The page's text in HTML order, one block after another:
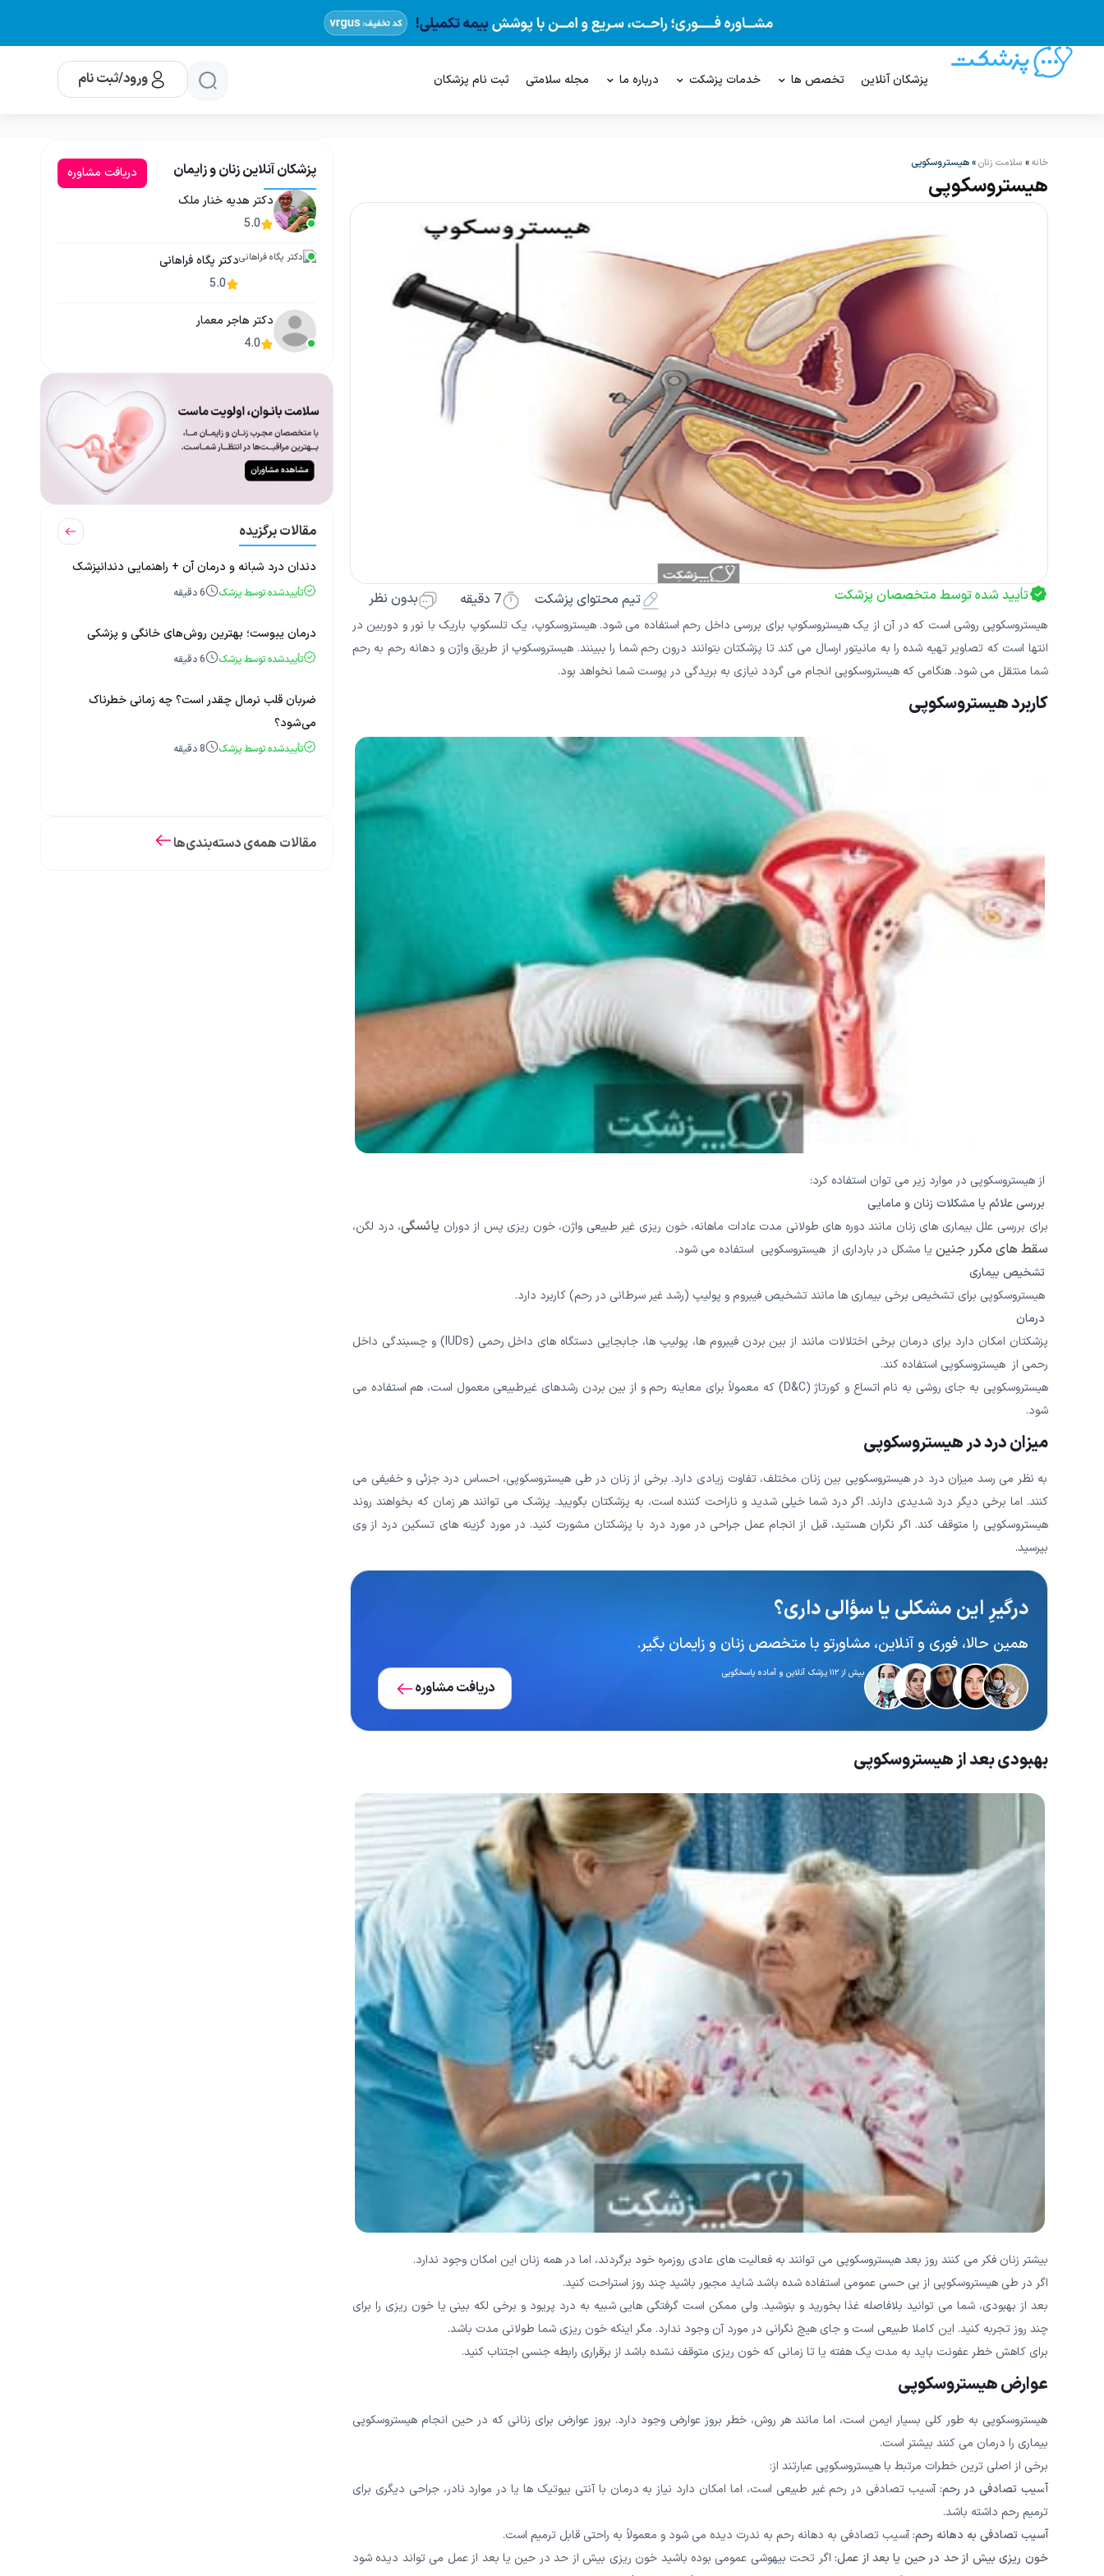
پزشکان آنلاین تخصص ها خدمات پزشکت درباره ما مجله سلامتی ثبت نام پزشکان ورود/ثبت نام
خانه» سلامت زنان»هیستروسکوپی
هیستروسکوپی
تأیید شده توسط متخصصان پزشکت تیم محتوای پزشکت 7 دقیقه بدون نظر
هیستروسکوپی روشی است که در آن از یک هیستروسکوپ برای بررسی داخل رحم استفاده می شود. هیستروسکوپ، یک تلسکوپ باریک با نور و دوربین در
انتها است که تصاویر تهیه شده را به مانیتور ارسال می کند تا پزشکتان بتوانند درون رحم شما را ببینند. هیستروسکوپ از طریق واژن و دهانه رحم به رحم
شما منتقل می شود. هنگامی که هیستروسکوپی انجام می گردد نیازی به بریدگی در پوست شما نخواهد بود.
کاربرد هیستروسکوپی
از هیستروسکوپی در موارد زیر می توان استفاده کرد:
بررسی علائم یا مشکلات زنان و مامایی
برای بررسی علل بیماری های زنان مانند دوره های طولانی مدت عادات ماهانه، خون ریزی غیر طبیعی واژن، خون ریزی پس از دوران یائسگی، درد لگن،
سقط های مکرر جنین یا مشکل در بارداری از هیستروسکوپی استفاده می شود.
تشخیص بیماری
هیستروسکوپی برای تشخیص برخی بیماری ها مانند تشخیص فیبروم و پولیپ (رشد غیر سرطانی در رحم) کاربرد دارد.
درمان
پزشکتان امکان دارد برای درمان برخی اختلالات مانند از بین بردن فیبروم ها، پولیپ ها، جابجایی دستگاه های داخل رحمی (IUDs) و چسبندگی داخل
رحمی از هیستروسکوپی استفاده کند.
هیستروسکوپی به جای روشی به نام اتساع و کورتاژ (D&C) که معمولاً برای معاینه رحم و از بین بردن رشدهای غیرطبیعی معمول است، هم استفاده می
شود.
میزان درد در هیستروسکوپی
به نظر می رسد میزان درد در هیستروسکوپی بین زنان مختلف، تفاوت زیادی دارد. برخی از زنان در طی هیستروسکوپی، احساس درد جزئی و خفیفی می
کنند. اما برخی دیگر درد شدیدی دارند. اگر درد شما خیلی شدید و ناراحت کننده است، به پزشکتان بگویید. پزشک می توانند هر زمان که بخواهند روند
هیستروسکوپی را متوقف کند. اگر نگران هستید، قبل از انجام عمل جراحی در مورد درد با پزشکتان مشورت کنید. در مورد گزینه های تسکین درد از وی
بپرسید.
درگیرِ این مشکلی یا سؤالی داری؟
همین حالا، فوری و آنلاین، مشاورتو با متخصص زنان و زایمان بگیر.
بیش از ۱۱۲ پزشک آنلاین و آماده پاسخگویی
دریافت مشاوره
بهبودی بعد از هیستروسکوپی
بیشتر زنان فکر می کنند روز بعد هیستروسکوپی می توانند به فعالیت های عادی روزمره خود برگردند، اما در همه زنان این امکان وجود ندارد.
اگر در طی هیستروسکوپی از بی حسی عمومی استفاده شده باشد شاید مجبور باشید چند روز استراحت کنید.
بعد از بهبودی، شما می توانید بلافاصله غذا بخورید و بنوشید. ولی ممکن است گرفتگی هایی شبیه به درد پریود و برخی لکه بینی یا خون ریزی را برای
چند روز تجربه کنید. این کاملا طبیعی است و جای هیچ نگرانی در مورد آن وجود ندارد. مگر اینکه خون ریزی شما طولانی مدت باشد.
برای کاهش خطر عفونت باید به مدت یک هفته یا تا زمانی که خون ریزی متوقف نشده باشد از برقراری رابطه جنسی اجتناب کنید.
عوارض هیستروسکوپی
هیستروسکوپی به طور کلی بسیار ایمن است، اما مانند هر روش، خطر بروز عوارض وجود دارد. بروز عوارض برای زنانی که در حین انجام هیستروسکوپی
بیماری را درمان می کنند بیشتر است.
برخی از اصلی ترین خطرات مرتبط با هیستروسکوپی عبارتند از:
آسیب تصادفی در رحم: آسیب تصادفی در رحم غیر طبیعی است، اما امکان دارد نیاز به درمان با آنتی بیوتیک ها یا در موارد نادر، جراحی دیگری برای
ترمیم رحم داشته باشد.
آسیب تصادفی به دهانه رحم:آسیب تصادفی به دهانه رحم به ندرت دیده می شود و معمولاً به راحتی قابل ترمیم است.
خون ریزی بیش از حد در حین یا بعد از عمل:اگر تحت بیهوشی عمومی بوده باشید خون ریزی بیش از حد در حین یا بعد از عمل می تواند دیده شود
پزشکان آنلاین زنان و زایمان
دریافت مشاوره
دکتر هدیه خنار ملک
5.0
دکتر پگاه فراهانی
5.0
دکتر هاجر معمار
4.0
مقالات برگزیده
دندان درد شبانه و درمان آن + راهنمایی دندانپزشک
تأییدشده توسط پزشک 6دقیقه
درمان یبوست؛ بهترین روش‌های خانگی و پزشکی
تأییدشده توسط پزشک 6دقیقه
ضربان قلب نرمال چقدر است؟ چه زمانی خطرناک
می‌شود؟
تأییدشده توسط پزشک 8دقیقه
مقالات همه‌ی دسته‌بندی‌ها